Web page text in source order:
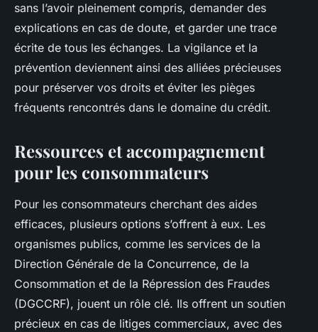
sans l’avoir pleinement compris, demander des
explications en cas de doute, et garder une trace
écrite de tous les échanges. La vigilance et la
prévention deviennent ainsi des alliées précieuses
pour préserver vos droits et éviter les pièges
fréquents rencontrés dans le domaine du crédit.
Ressources et accompagnement
pour les consommateurs
Pour les consommateurs cherchant des aides
efficaces, plusieurs options s’offrent à eux. Les
organismes publics, comme les services de la
Direction Générale de la Concurrence, de la
Consommation et de la Répression des Fraudes
(DGCCRF), jouent un rôle clé. Ils offrent un soutien
précieux en cas de litiges commerciaux, avec des